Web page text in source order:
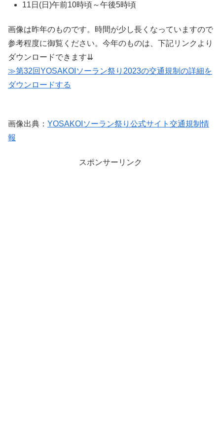
11日(日)午前10時頃～午後5時頃
画像は昨年のものです。時間が少し長くなっていますので
参考程度に御覧ください。今年のものは、下記リンクより
ダウンロードできます⇊
≫第32回YOSAKOIソーラン祭り2023の交通規制の詳細を
ダウンロードする
画像出典： YOSAKOIソーラン祭り公式サイト交通規制情
報
スポンサーリンク